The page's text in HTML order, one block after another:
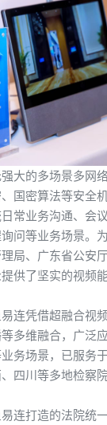
强大的多场景多网
国密算法等安全
日常业务沟通、会
询问等业务场景。 为
局、 广东省公安
提供了坚实的视频
连凭借超融合视
多维融合，广泛
务场景，已服务
、 四川等多地检察院
连打造的法院统